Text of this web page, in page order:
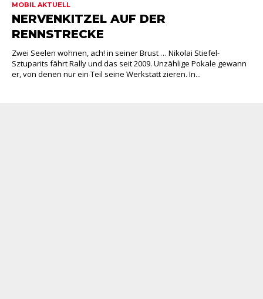
MOBIL AKTUELL
NERVENKITZEL AUF DER
RENNSTRECKE
Zwei Seelen wohnen, ach! in seiner Brust … Nikolai Stiefel-
Sztuparits fährt Rally und das seit 2009. Unzählige Pokale gewann
er, von denen nur ein Teil seine Werkstatt zieren. In...